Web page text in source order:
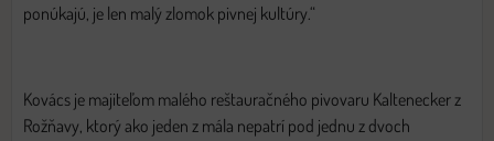
ponúkajú, je len malý zlomok pivnej kultúry.“
Kovács je majiteľom malého reštauračného pivovaru Kaltenecker z
Rožňavy, ktorý ako jeden z mála nepatrí pod jednu z dvoch